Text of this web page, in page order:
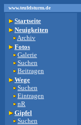
www.teufelsturm.de
Startseite
Neuigkeiten
Archiv
Fotos
Galerie
Suchen
Beitragen
Wege
Suchen
Eintragen
nR
Gipfel
Suchen